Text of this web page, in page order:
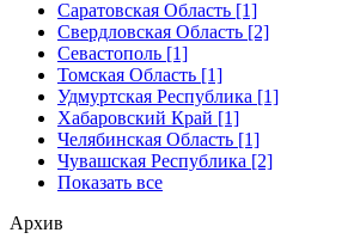
Саратовская Область [1]
Свердловская Область [2]
Севастополь [1]
Томская Область [1]
Удмуртская Республика [1]
Хабаровский Край [1]
Челябинская Область [1]
Чувашская Республика [2]
Показать все
Архив